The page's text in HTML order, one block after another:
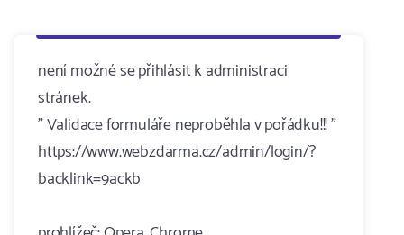
není možné se přihlásit k administraci
stránek.
" Validace formuláře neproběhla v pořádku!!! "
https://www.webzdarma.cz/admin/login/?
backlink=9ackb